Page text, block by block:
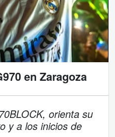
en Zaragoza
orienta su
y a los inicios de